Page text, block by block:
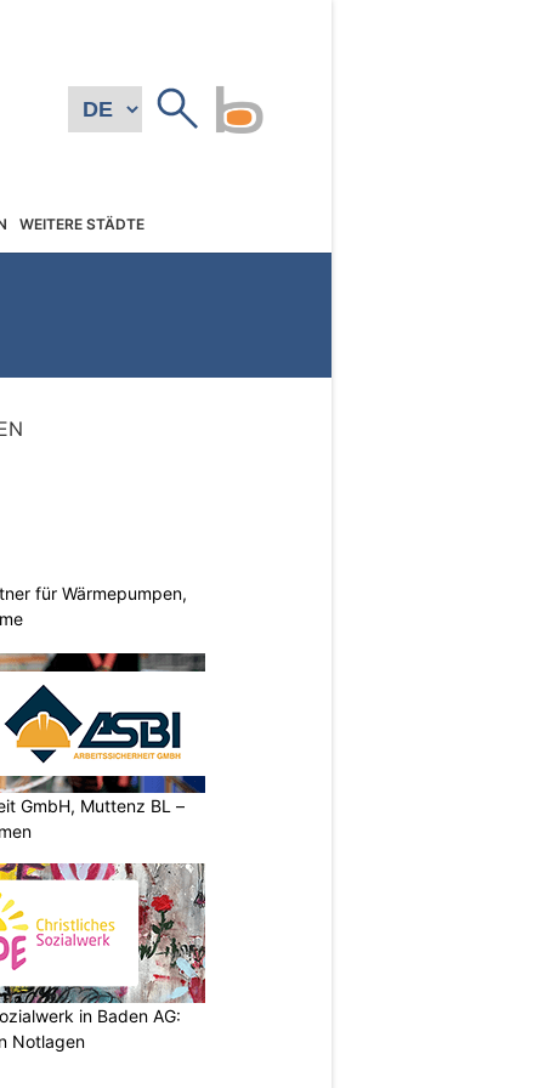
WEITERE STÄDTE
für Wärmepumpen,
GmbH, Muttenz BL –
in Baden AG:
Notlagen